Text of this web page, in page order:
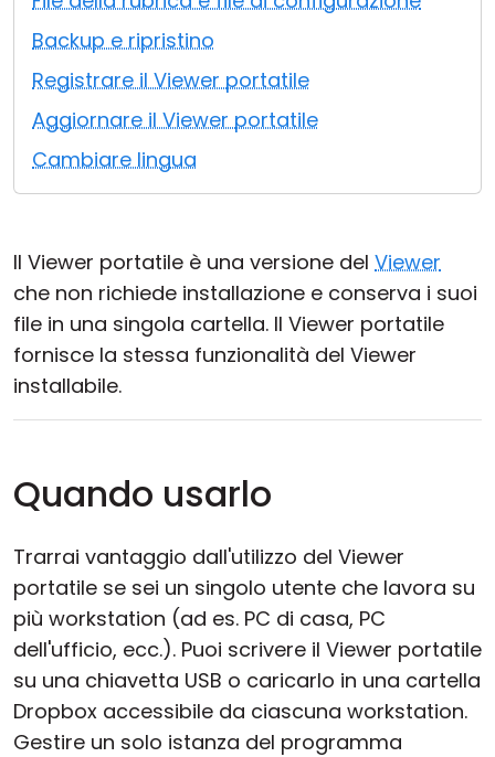
Backup e ripristino
Registrare il Viewer portatile
Aggiornare il Viewer portatile
Cambiare lingua
Il Viewer portatile è una versione del Viewer
che non richiede installazione e conserva i suoi
file in una singola cartella. Il Viewer portatile
fornisce la stessa funzionalità del Viewer
installabile.
Quando usarlo
Trarrai vantaggio dall'utilizzo del Viewer
portatile se sei un singolo utente che lavora su
più workstation (ad es. PC di casa, PC
dell'ufficio, ecc.). Puoi scrivere il Viewer portatile
su una chiavetta USB o caricarlo in una cartella
Dropbox accessibile da ciascuna workstation.
Gestire un solo istanza del programma
Cloud e On-Premise